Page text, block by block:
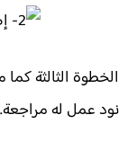
الخطوة الثالثة
نود عمل له مراجعة.